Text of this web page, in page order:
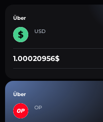
Über
USD
1.00020956$
Über
OP